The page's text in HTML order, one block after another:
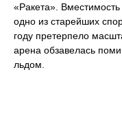
«Ракета».
одно из старейших
году претерпело
арена обзавелась
льдом.